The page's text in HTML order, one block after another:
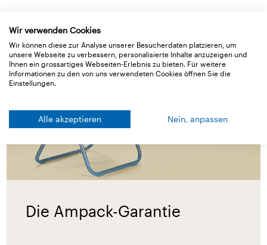
Gut zu wissen!
Die Ampack-Garantie
Wir verwenden Cookies
Wir können diese zur Analyse unserer Besucherdaten platzieren, um
unsere Webseite zu verbessern, personalisierte Inhalte anzuzeigen und
Ihnen ein grossartiges Webseiten-Erlebnis zu bieten. Für weitere
Informationen zu den von uns verwendeten Cookies öffnen Sie die
Einstellungen.
Alle akzeptieren Nein, anpassen